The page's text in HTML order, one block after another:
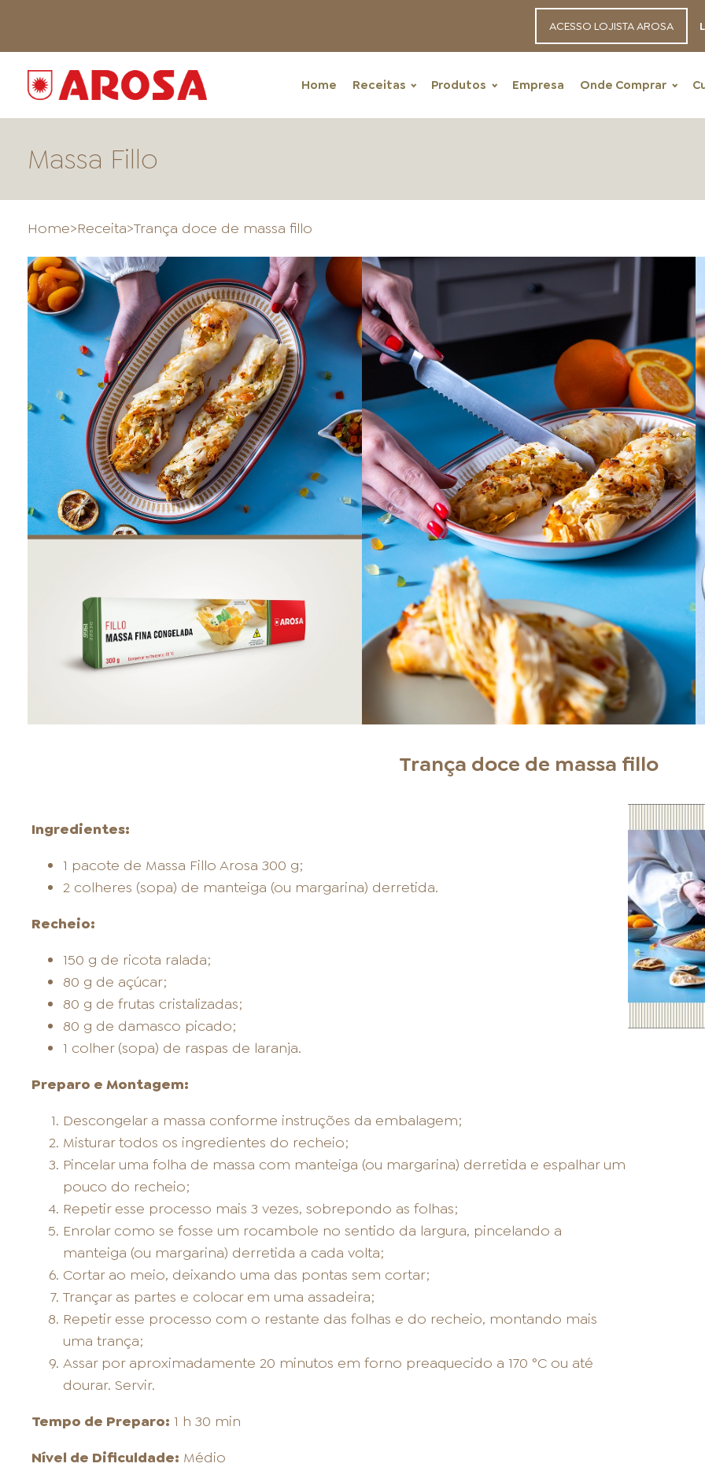
ACESSO LOJISTA AROSA
Home Receitas Produtos Empresa Onde Comprar
HOME
ONDE COMPRAR LOJAS AROSA
FOOD SERVICE EMPRESA
INVERNO SAC
Massa Fillo
Home>Receita>Trança doce de massa fillo
Trança doce de massa fillo
Ingredientes:
1 pacote de Massa Fillo Arosa 300 g;
2 colheres (sopa) de manteiga (ou margarina) derretida.
Recheio:
150 g de ricota ralada;
80 g de açúcar;
80 g de frutas cristalizadas;
80 g de damasco picado;
1 colher (sopa) de raspas de laranja.
Preparo e Montagem:
Descongelar a massa conforme instruções da embalagem;
Misturar todos os ingredientes do recheio;
Pincelar uma folha de massa com manteiga (ou margarina) derretida e espalhar um
pouco do recheio;
Repetir esse processo mais 3 vezes, sobrepondo as folhas;
Enrolar como se fosse um rocambole no sentido da largura, pincelando a
manteiga (ou margarina) derretida a cada volta;
Cortar ao meio, deixando uma das pontas sem cortar;
Trançar as partes e colocar em uma assadeira;
Repetir esse processo com o restante das folhas e do recheio, montando mais
uma trança;
Assar por aproximadamente 20 minutos em forno preaquecido a 170 °C ou até
dourar. Servir.
Tempo de Preparo: 1 h 30 min
Nível de Dificuldade: Médio